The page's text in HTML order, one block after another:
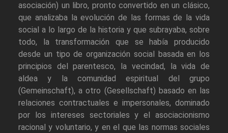
asociación) un libro, pronto convertido en un clásico,
que analizaba la evolución de las formas de la vida
social a lo largo de la historia y que subrayaba, sobre
todo, la transformación que se había producido
desde un tipo de organización social basada en los
principios del parentesco, la vecindad, la vida de
aldea y la comunidad espiritual del grupo
(Gemeinschaft), a otro (Gesellschaft) basado en las
relaciones contractuales e impersonales, dominado
por los intereses sectoriales y el asociacionismo
racional y voluntario, y en el que las normas sociales